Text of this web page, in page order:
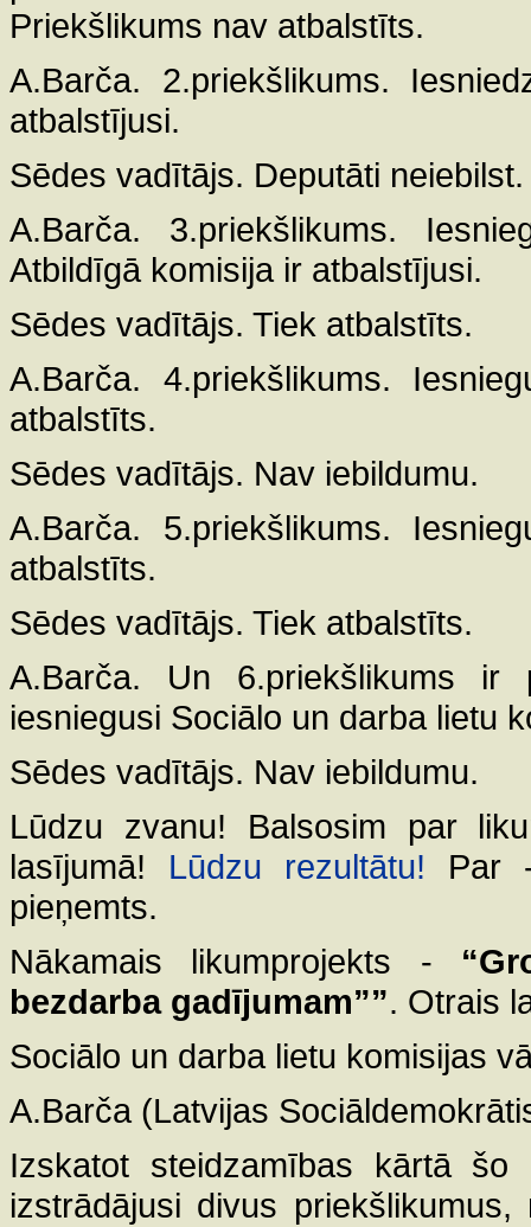
Priekšlikums nav atbalstīts.
A.Barča. 2.priekšlikums.
atbalstījusi.
Sēdes vadītājs. Deputāti neiebilst.
A.Barča. 3.priekšlikums.
Atbildīgā komisija ir atbalstījusi.
Sēdes vadītājs. Tiek atbalstīts.
A.Barča. 4.priekšlikums.
atbalstīts.
Sēdes vadītājs. Nav iebildumu.
A.Barča. 5.priekšlikums.
atbalstīts.
Sēdes vadītājs. Tiek atbalstīts.
A.Barča. Un 6.priekšlikums
iesniegusi Sociālo un darba lietu
Sēdes vadītājs. Nav iebildumu.
Lūdzu zvanu! Balsosim par
lasījumā! Lūdzu rezultātu! Par
pieņemts.
Nākamais likumprojekts -
bezdarba gadījumam””. Otrais
Sociālo un darba lietu komisijas
A.Barča (Latvijas
Izskatot steidzamības kārtā
izstrādājusi divus